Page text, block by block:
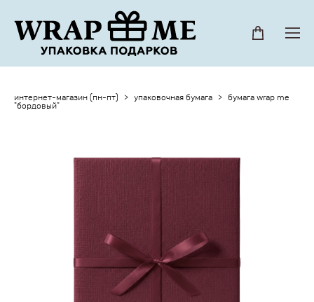
интернет-магазин (пн-пт) > упаковочная бумага >
бумага wrap me
"бордовый"